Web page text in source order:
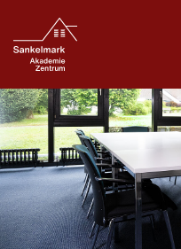
Zum Inhalt springen
Zur Fußzeile springen